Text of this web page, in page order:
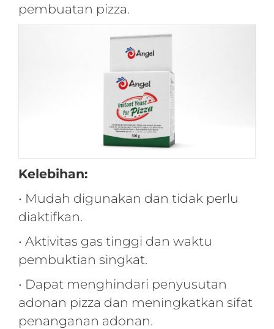
pembuatan pizza.
Kelebihan:
• Mudah digunakan dan tidak perlu
diaktifkan.
• Aktivitas gas tinggi dan waktu
pembuktian singkat.
• Dapat menghindari penyusutan
adonan pizza dan meningkatkan sifat
penanganan adonan.